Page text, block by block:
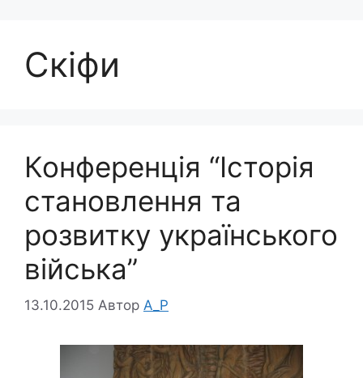
Скіфи
Конференція “Історія
становлення та
розвитку українського
війська”
13.10.2015 Автор A_P